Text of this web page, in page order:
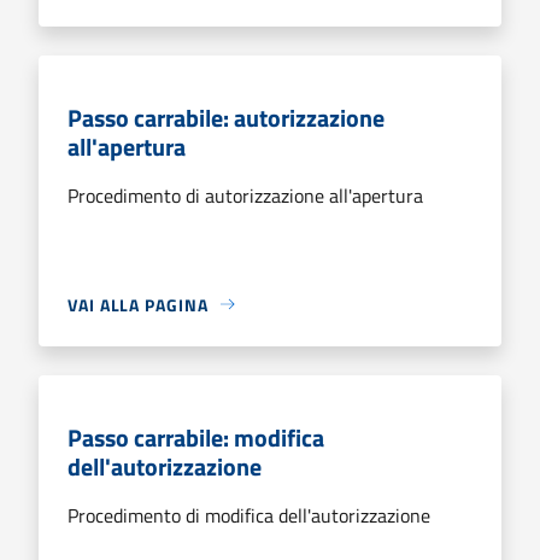
Passo carrabile: autorizzazione
all'apertura
Procedimento di autorizzazione all'apertura
VAI ALLA PAGINA
Passo carrabile: modifica
dell'autorizzazione
Procedimento di modifica dell'autorizzazione